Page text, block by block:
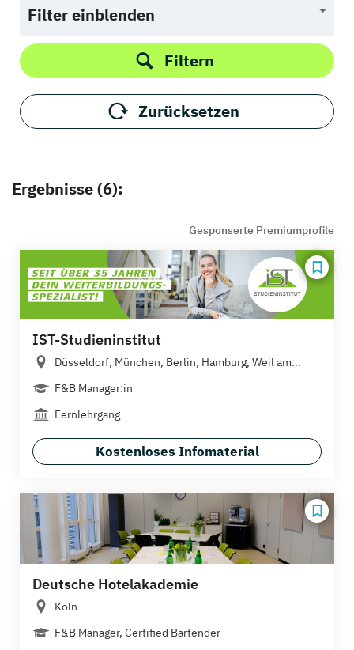
Filter einblenden
Filtern
Zurücksetzen
Ergebnisse (6):
Gesponserte Premiumprofile
IST-Studieninstitut
Düsseldorf, München, Berlin, Hamburg, Weil am...
F&B Manager:in
Fernlehrgang
Kostenloses Infomaterial
Deutsche Hotelakademie
Köln
F&B Manager, Certified Bartender